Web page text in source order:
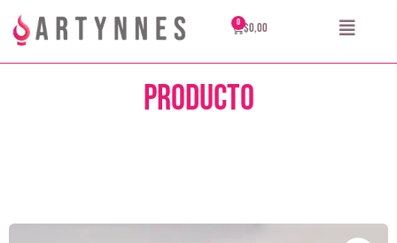
$0,00
Producto